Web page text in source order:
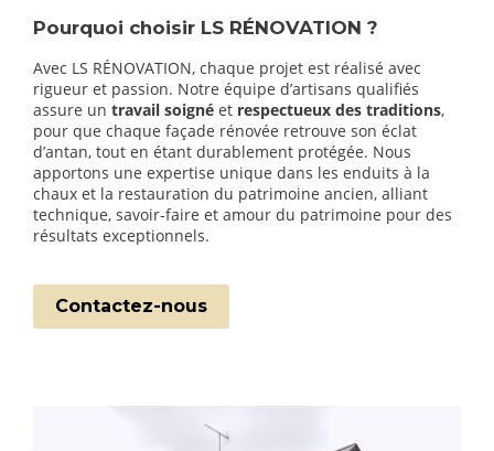
Pourquoi choisir LS RÉNOVATION ?
Avec LS RÉNOVATION, chaque projet est réalisé avec
rigueur et passion. Notre équipe d’artisans qualifiés
assure un travail soigné et respectueux des traditions,
pour que chaque façade rénovée retrouve son éclat
d’antan, tout en étant durablement protégée. Nous
apportons une expertise unique dans les enduits à la
chaux et la restauration du patrimoine ancien, alliant
technique, savoir-faire et amour du patrimoine pour des
résultats exceptionnels.
Contactez-nous